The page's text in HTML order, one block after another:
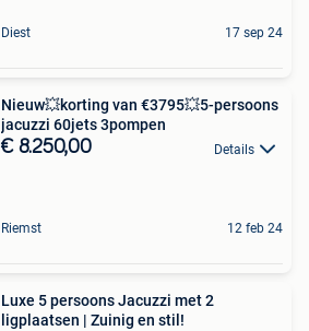
Diest 17 sep 24
Nieuw💥korting van €3795💥5-persoons
jacuzzi 60jets 3pompen
€ 8.250,00 Details
Riemst 12 feb 24
Luxe 5 persoons Jacuzzi met 2
ligplaatsen | Zuinig en stil!